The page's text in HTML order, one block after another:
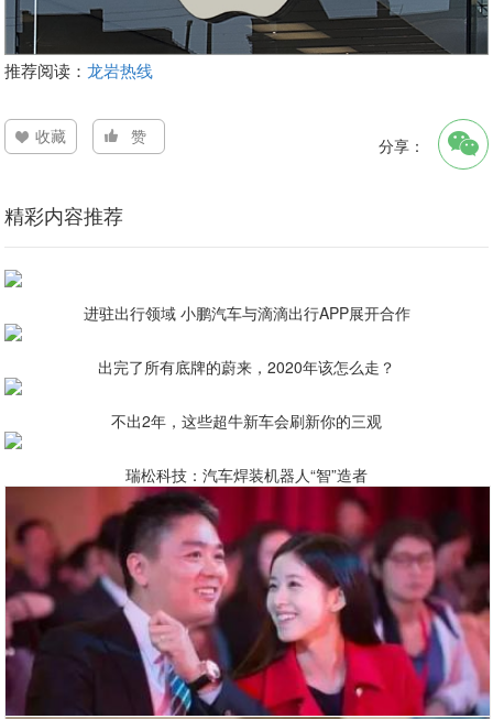
推荐阅读：龙岩热线
收藏 赞 分享：
精彩内容推荐
进驻出行领域 小鹏汽车与滴滴出行APP展开合作
出完了所有底牌的蔚来，2020年该怎么走？
不出2年，这些超牛新车会刷新你的三观
瑞松科技：汽车焊装机器人“智”造者